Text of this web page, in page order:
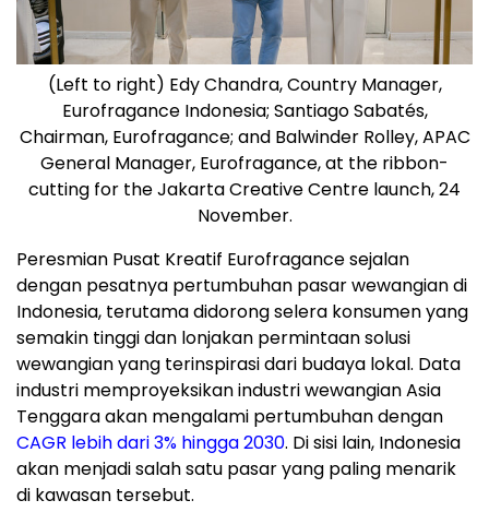
(Left to right) Edy Chandra, Country Manager,
Eurofragance Indonesia; Santiago Sabatés,
Chairman, Eurofragance; and Balwinder Rolley, APAC
General Manager, Eurofragance, at the ribbon-
cutting for the Jakarta Creative Centre launch, 24
November.
Peresmian Pusat Kreatif Eurofragance sejalan
dengan pesatnya pertumbuhan pasar wewangian di
Indonesia, terutama didorong selera konsumen yang
semakin tinggi dan lonjakan permintaan solusi
wewangian yang terinspirasi dari budaya lokal. Data
industri memproyeksikan industri wewangianAsia
Tenggaraakan mengalami pertumbuhan dengan
CAGR lebih dari 3% hingga 2030. Di sisi lain, Indonesia
akan menjadi salah satu pasar yang paling menarik
di kawasan tersebut.